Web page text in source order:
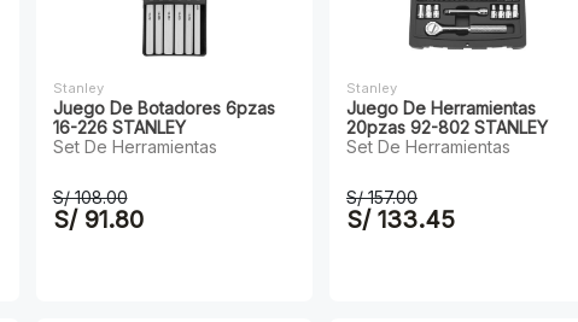
Stanley
Juego De Botadores 6pzas
16-226 STANLEY
Set De Herramientas
S/ 108.00
S/ 91.80
Stanley
Juego De Herramientas
20pzas 92-802 STANLEY
Set De Herramientas
S/ 157.00
S/ 133.45